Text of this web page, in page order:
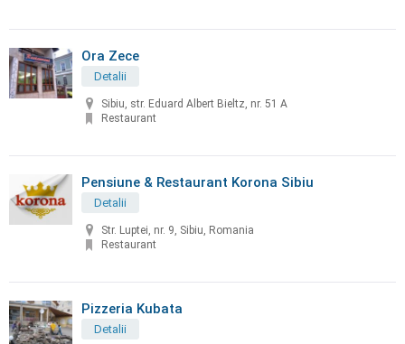
Ora Zece
Detalii
Sibiu, str. Eduard Albert Bieltz, nr. 51 A
Restaurant
Pensiune & Restaurant Korona Sibiu
Detalii
Str. Luptei, nr. 9, Sibiu, Romania
Restaurant
Pizzeria Kubata
Detalii